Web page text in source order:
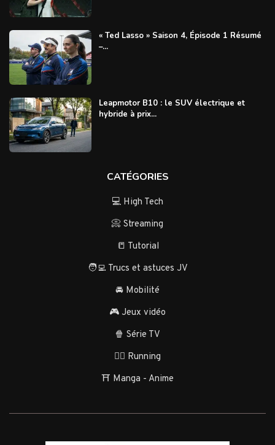
« Ted Lasso » Saison 4, Épisode 1 Résumé
–...
Leapmotor B10 : le SUV électrique et
hybride à prix...
CATÉGORIES
💻 High Tech
📀 Streaming
📒 Tutorial
🧑‍💻 Trucs et astuces JV
🚘 Mobilité
🎮 Jeux vidéo
🍿 Série TV
🏃‍♂️ Running
⛩️ Manga - Anime